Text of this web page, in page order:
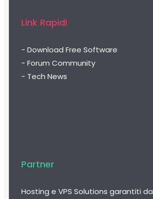
Link Rapidi
- Download Free Software
- Forum Community
- Tech News
Partner
Hosting e VPS Solutions garantiti da